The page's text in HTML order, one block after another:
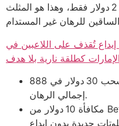
2 % تجعل قيمة 100 دولار تساوي 2 دولار فقط، وهذا هو المثلث
إيداع تُقذف على اللاعبين في
الإمارات كطلقة نارية بلا هدف
حد السحب 30 دولار في 888casino لا يتجاوز 1 % من
إجمالي الرهان.
مكافأة 10 دولار من Betway تُقفل بعد 5 دورات فقط على